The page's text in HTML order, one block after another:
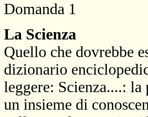
Domanda 1
La Scienza
Quello che dovrebbe
dizionario
leggere: Scienza....: la
un insieme di